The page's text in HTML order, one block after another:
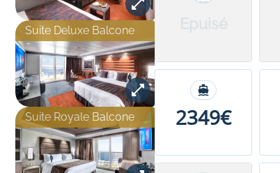
Suite Deluxe Balcone
Suite Royale Balcone 2349€